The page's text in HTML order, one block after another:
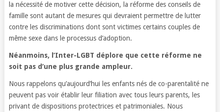
la nécessité de motiver cette décision, la réforme des conseils de
famille sont autant de mesures qui devraient permettre de lutter
contre les discriminations dont sont victimes certains couples de
même sexe dans le processus d’adoption.
Néanmoins, l’Inter-LGBT déplore que cette réforme ne
soit pas d’une plus grande ampleur.
Nous rappelons qu’aujourd’hui les enfants nés de co-parentalité ne
peuvent pas voir établir leur filiation avec tous leurs parents, les
privant de dispositions protectrices et patrimoniales. Nous